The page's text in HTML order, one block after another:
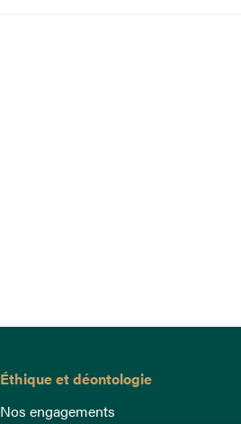
Éthique et déontologie
Nos engagements